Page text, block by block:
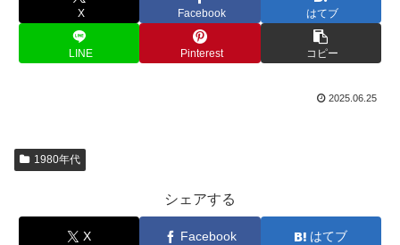
X Facebook はてブ
LINE Pinterest コピー
2025.06.25
1980年代
シェアする
X Facebook はてブ